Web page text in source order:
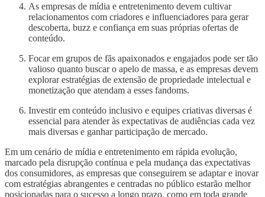
As empresas de mídia e entretenimento devem cultivar
relacionamentos com criadores e influenciadores para gerar
descoberta, buzz e confiança em suas próprias ofertas de
conteúdo.
Focar em grupos de fãs apaixonados e engajados pode ser tão
valioso quanto buscar o apelo de massa, e as empresas devem
explorar estratégias de extensão de propriedade intelectual e
monetização que atendam a esses fandoms.
Investir em conteúdo inclusivo e equipes criativas diversas é
essencial para atender às expectativas de audiências cada vez
mais diversas e ganhar participação de mercado.
Em um cenário de mídia e entretenimento em rápida evolução,
marcado pela disrupção contínua e pela mudança das expectativas
dos consumidores, as empresas que conseguirem se adaptar e inovar
com estratégias abrangentes e centradas no público estarão melhor
posicionadas para o sucesso a longo prazo, como em toda grande